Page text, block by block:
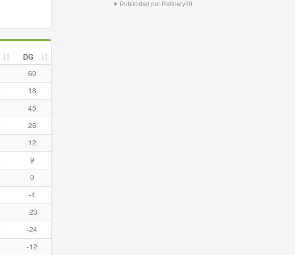
DG
60
18
45
26
12
9
0
-4
-23
-24
-12
▼ Publicidad por Refinery89